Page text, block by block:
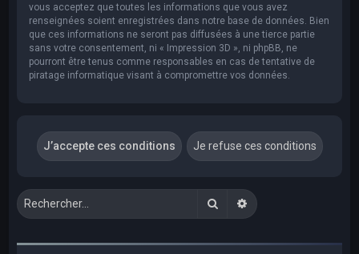
vous acceptez que toutes les informations que vous avez
renseignées soient enregistrées dans notre base de données. Bien
que ces informations ne seront pas diffusées à une tierce partie
sans votre consentement, ni « Impression 3D », ni phpBB, ne
pourront être tenus comme responsables en cas de tentative de
piratage informatique visant à compromettre vos données.
RechercherRecherche avancée